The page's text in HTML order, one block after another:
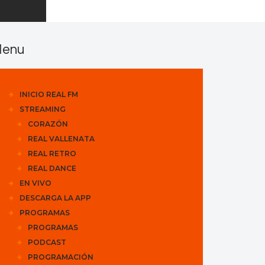
INICIO REAL FM
STREAMING
CORAZÓN
REAL VALLENATA
REAL RETRO
REAL DANCE
EN VIVO
DESCARGA LA APP
PROGRAMAS
PROGRAMAS
PODCAST
PROGRAMACIÓN